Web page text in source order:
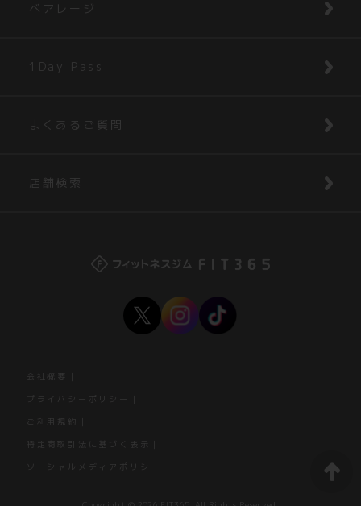
ベアレージ
1Day Pass
よくあるご質問
店舗検索
会社概要
プライバシーポリシー
ご利用規約
特定商取引法に基づく表示
ソーシャルメディアポリシー